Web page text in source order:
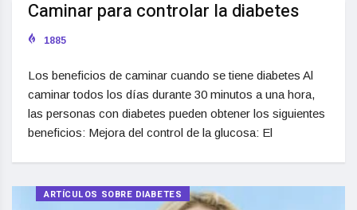
Caminar para controlar la diabetes
1885
Los beneficios de caminar cuando se tiene diabetes Al
caminar todos los días durante 30 minutos a una hora,
las personas con diabetes pueden obtener los siguientes
beneficios: Mejora del control de la glucosa: El
ARTÍCULOS SOBRE DIABETES